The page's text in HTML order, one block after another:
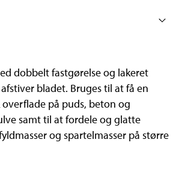
dobbelt fastgørelse og lakeret
bladet. Bruges til at få en
på puds, beton og
samt til at fordele og glatte
og spartelmasser på større